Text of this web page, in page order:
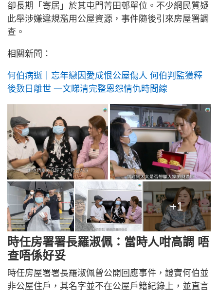
卻長期「寄居」於其屯門菁田邨單位。不少網民質疑
此舉涉嫌違規濫用公屋資源，事件隨後引來房屋署調
查。
相關新聞：
何伯病逝｜忘年戀因愛成恨公屋傷人 何伯判監獲釋
後數日離世 一文睇清完整恩怨情仇時間線
+1
時任房署署長羅淑佩：當時人咁高調 唔
查唔係好妥
時任房屋署署長羅淑佩曾公開回應事件，證實何伯並
非公屋住戶，其名字並不在公屋戶籍紀錄上，並直言